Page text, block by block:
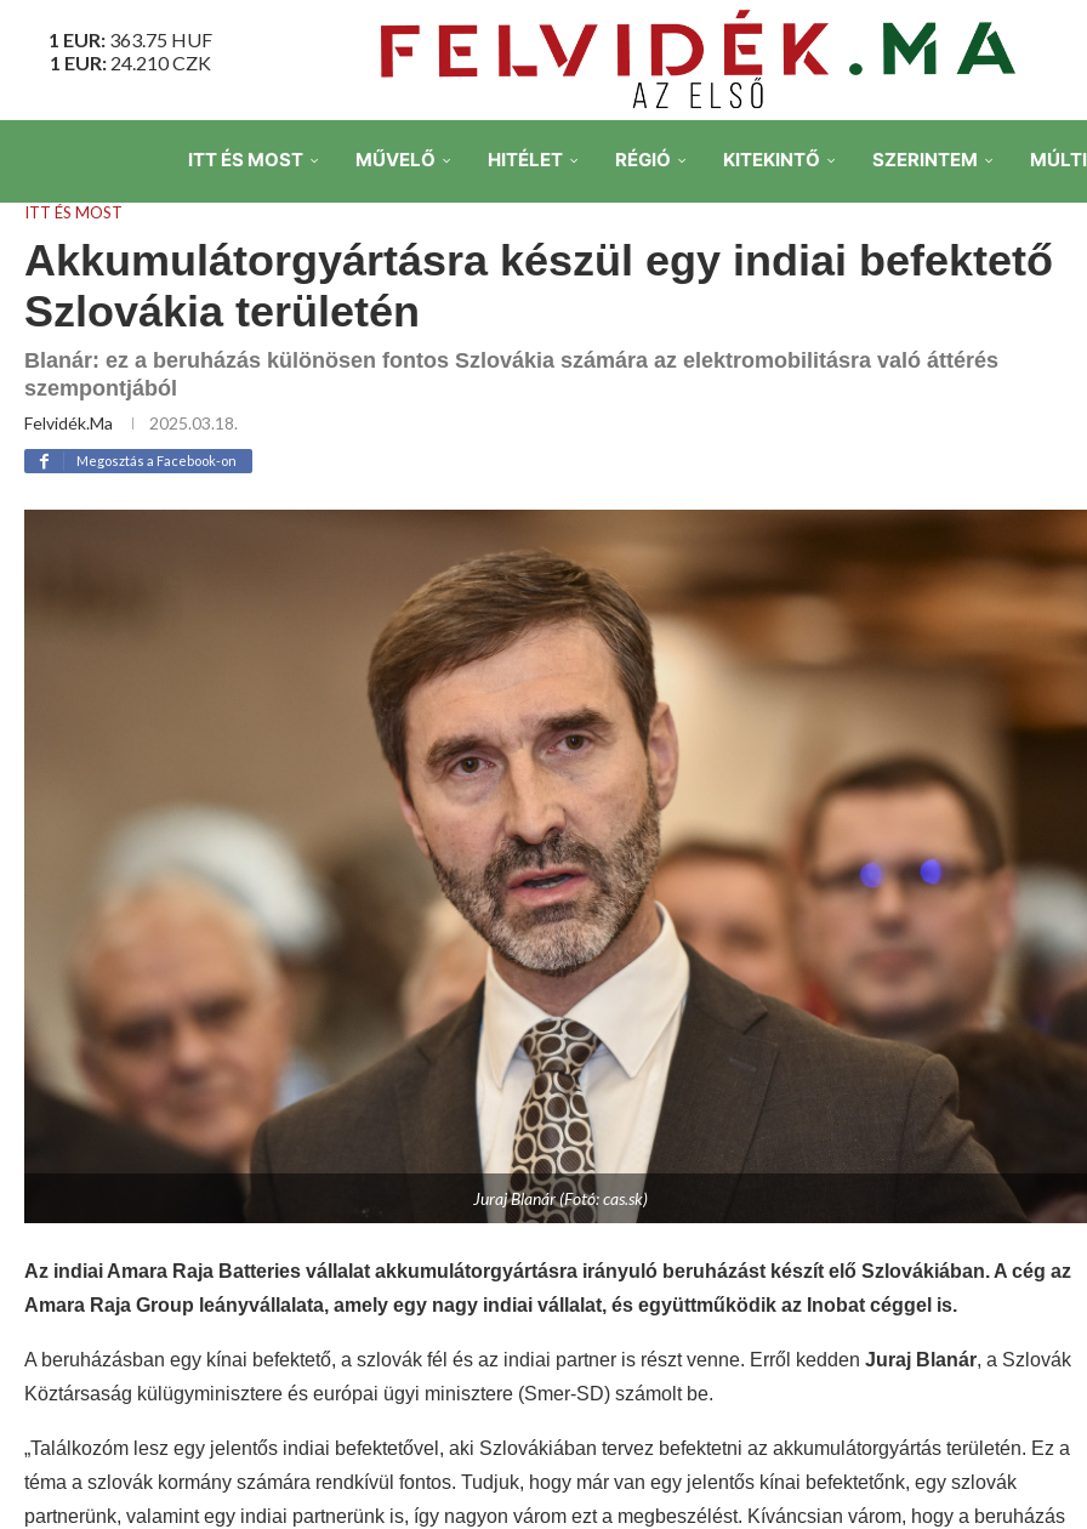
1 EUR: 363.75 HUF
1 EUR: 24.210CZK
ITT ÉS MOST MŰVELŐ HITÉLET RÉGIÓ KITEKINTŐ SZERINTEM
ITT ÉS MOST
Akkumulátorgyártásra készül egy indiai befektető
Szlovákia területén
Blanár: ez a beruházás különösen fontos Szlovákia számára az elektromobilitásra való áttérés
szempontjából
Felvidék.ma 2025.03.18.
Megosztás a Facebook-on
Juraj Blanár (Fotó: cas.sk)
Az indiai Amara Raja Batteries vállalat akkumulátorgyártásra irányuló beruházást készít elő Szlovákiában. A cég az
Amara Raja Group leányvállalata, amely egy nagy indiai vállalat, és együttműködik az Inobat céggel is.
A beruházásban egy kínai befektető, a szlovák fél és az indiai partner is részt venne. Erről kedden Juraj Blanár, a Szlovák
Köztársaság külügyminisztere és európai ügyi minisztere (Smer-SD) számolt be.
„Találkozóm lesz egy jelentős indiai befektetővel, aki Szlovákiában tervez befektetni az akkumulátorgyártás területén. Ez a
téma a szlovák kormány számára rendkívül fontos. Tudjuk, hogy már van egy jelentős kínai befektetőnk, egy szlovák
partnerünk, valamint egy indiai partnerünk is, így nagyon várom ezt a megbeszélést. Kíváncsian várom, hogy a beruházás